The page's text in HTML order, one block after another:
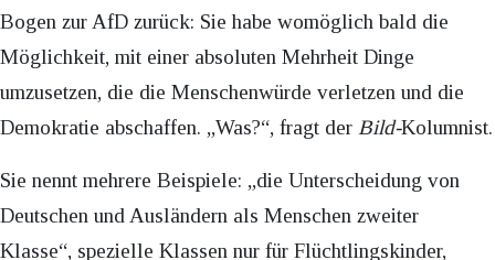
Bogen zur AfD zurück: Sie habe womöglich bald die
Möglichkeit, mit einer absoluten Mehrheit Dinge
umzusetzen, die die Menschenwürde verletzen und die
Demokratie abschaffen. „Was?“, fragt der Bild-Kolumnist.
Sie nennt mehrere Beispiele: „die Unterscheidung von
Deutschen und Ausländern als Menschen zweiter
Klasse“, spezielle Klassen nur für Flüchtlingskinder,